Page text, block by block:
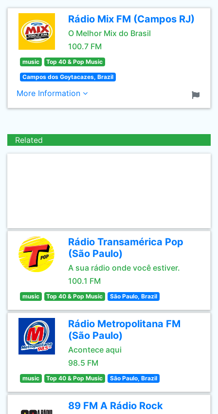
Rádio Mix FM (Campos RJ)
O Melhor Mix do Brasil
100.7 FM
music Top 40 & Pop Music
Campos dos Goytacazes, Brazil
More Information
Related
Rádio Transamérica Pop
(São Paulo)
A sua rádio onde você estiver.
100.1 FM
music Top 40 & Pop Music São Paulo, Brazil
Rádio Metropolitana FM
(São Paulo)
Acontece aqui
98.5 FM
music Top 40 & Pop Music São Paulo, Brazil
89 FM A Rádio Rock